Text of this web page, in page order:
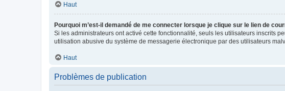
Haut
Pourquoi m’est-il demandé de me connecter lorsque je clique sur le lien de
Si les administrateurs ont activé cette fonctionnalité, seuls les utilisateurs inscrits
utilisation abusive du système de messagerie électronique par des utilisateurs
Haut
Problèmes de publication